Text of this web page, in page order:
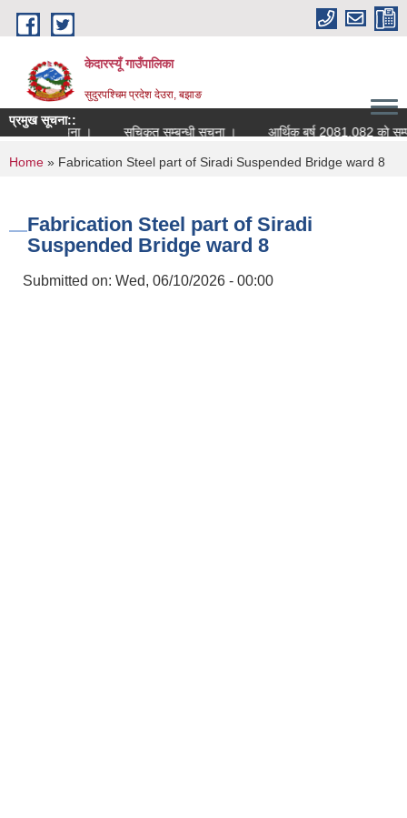
Skip to main content
केदारस्यूँ गाउँपालिका
सुदुरपश्चिम प्रदेश देउरा, बझाङ
प्रमुख सूचना::
सूचना ।
सूचिकृत सम्बन्धी सूचना । आर्थिक बर्ष 2081.082 काे सम्पत्ति
You are here
Home » Fabrication Steel part of Siradi Suspended Bridge ward 8
Fabrication Steel part of Siradi
Suspended Bridge ward 8
Submitted on: Wed, 06/10/2026 - 00:00